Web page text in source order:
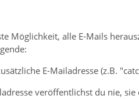
Möglichkeit, alle E-Mails
E-Mailadresse (z.B.
veröffentlichst du nie,